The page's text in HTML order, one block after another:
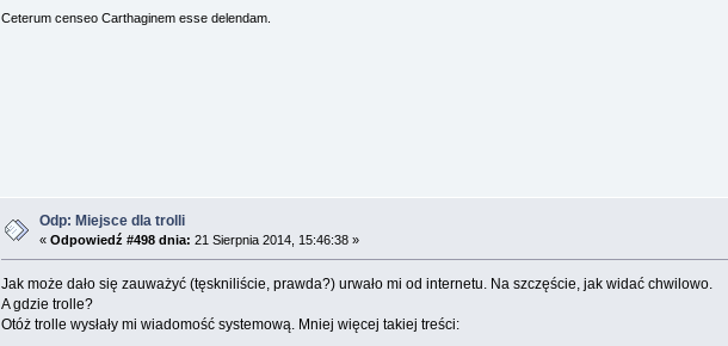
Ceterum censeo Carthaginem esse delendam.
Odp: Miejsce dla trolli
«Odpowiedź #498 dnia: 21 Sierpnia 2014, 15:46:38 »
Jak może dało się zauważyć (tęskniliście, prawda?) urwało mi od internetu. Na szczęście, jak widać chwilowo.
A gdzie trolle?
Otóż trolle wysłały mi wiadomość systemową. Mniej więcej takiej treści: